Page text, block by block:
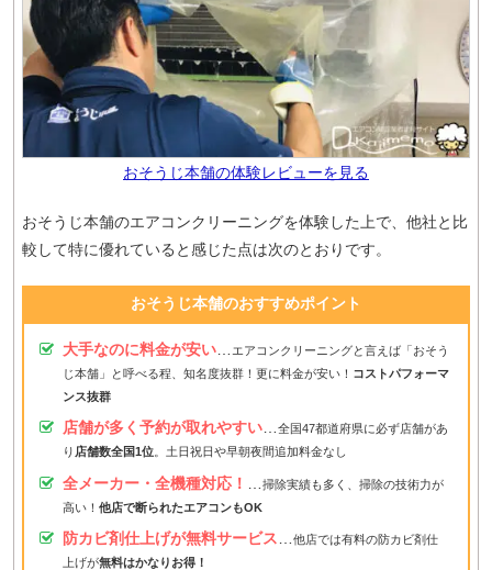
おそうじ本舗の体験レビューを見る
おそうじ本舗のエアコンクリーニングを体験した上で、他社と比
較して特に優れていると感じた点は次のとおりです。
おそうじ本舗のおすすめポイント
大手なのに料金が安い…
エアコンクリーニングと言えば「おそう
じ本舗」と呼べる程、知名度抜群！更に料金が安い！ コストパフォーマ
ンス抜群
店舗が多く予約が取れやすい…全国47都道府県に必ず店舗があ
り 店舗数全国1位。土日祝日や早朝夜間追加料金なし
全メーカー・全機種対応！
掃除実績も多く、掃除の技術力が
高い！ 他店で断られたエアコンもOK
防カビ剤仕上げが無料サービス
他店では有料の防カビ剤仕
上げが無料はかなりお得！